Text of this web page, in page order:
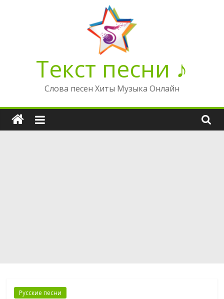
Текст песни ♪
Слова песен Хиты Музыка Онлайн
Русские песни